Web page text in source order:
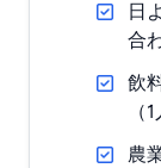
日
合
飲
（
農